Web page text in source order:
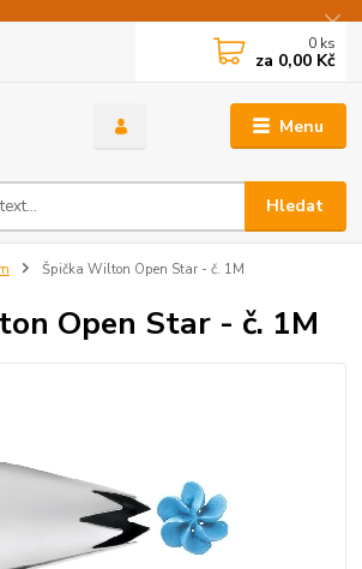
Menu
Hledat
0 ks
za 0,00 Kč
Špička Wilton Open Star - č. 1M
Open Star - č. 1M